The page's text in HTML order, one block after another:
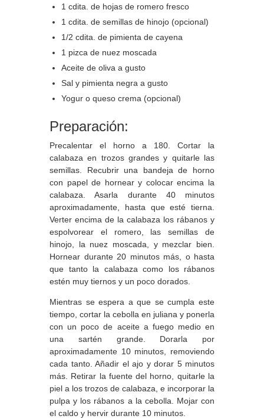
1 cdita. de hojas de romero fresco
1 cdita. de semillas de hinojo (opcional)
1/2 cdita. de pimienta de cayena
1 pizca de nuez moscada
Aceite de oliva a gusto
Sal y pimienta negra a gusto
Yogur o queso crema (opcional)
Preparación:
Precalentar el horno a 180. Cortar la
calabaza en trozos grandes y quitarle las
semillas. Recubrir una bandeja de horno
con papel de hornear y colocar encima la
calabaza. Asarla durante 40 minutos
aproximadamente, hasta que esté tierna.
Verter encima de la calabaza los rábanos y
espolvorear el romero, las semillas de
hinojo, la nuez moscada, y mezclar bien.
Hornear durante 20 minutos más, o hasta
que tanto la calabaza como los rábanos
estén muy tiernos y un poco dorados.
Mientras se espera a que se cumpla este
tiempo, cortar la cebolla en juliana y ponerla
con un poco de aceite a fuego medio en
una sartén grande. Dorarla por
aproximadamente 10 minutos, removiendo
cada tanto. Añadir el ajo y dorar 5 minutos
más. Retirar la fuente del horno, quitarle la
piel a los trozos de calabaza, e incorporar la
pulpa y los rábanos a la cebolla. Mojar con
el caldo y hervir durante 10 minutos.